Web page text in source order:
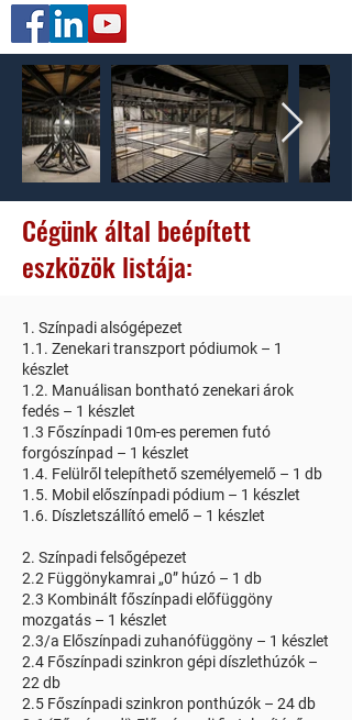
Cégünkáltal beépített
eszközök listája:
1. Színpadi alsógépezet
1.1. Zenekari transzport pódiumok – 1
készlet
1.2. Manuálisan bontható zenekari árok
fedés – 1 készlet
1.3 Főszínpadi 10m-es peremen futó
forgószínpad – 1 készlet
1.4. Felülről telepíthető személyemelő – 1 db
1.5. Mobil előszínpadi pódium – 1 készlet
1.6. Díszletszállító emelő – 1 készlet
2. Színpadi felsőgépezet
2.2 Függönykamrai „0” húzó – 1 db
2.3 Kombinált főszínpadi előfüggöny
mozgatás – 1 készlet
2.3/a Előszínpadi zuhanófüggöny – 1 készlet
2.4 Főszínpadi szinkron gépi díszlethúzók –
22 db
2.5 Főszínpadi szinkron ponthúzók – 24 db